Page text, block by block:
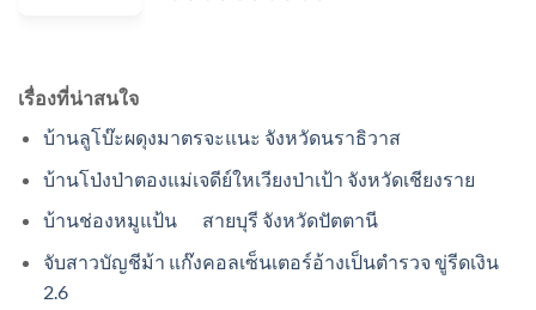
เรื่องที่น่าสนใจ
บ้านลูโบ๊ะผดุงมาตรจะแนะ จังหวัดนราธิวาส
บ้านโป่งป่าตองแม่เจดีย์ใหเวียงป่าเป้า จังหวัดเชียงราย
บ้านช่องหมูแป้น สายบุรี จังหวัดปัตตานี
จับสาวบัญชีม้า แก๊งคอลเซ็นเตอร์อ้างเป็นตำรวจ ขู่รีดเงิน
2.6